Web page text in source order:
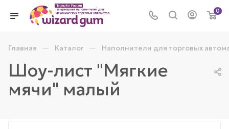
0
Главная — Каталог — Наполнители для торговых
Шоу-лист "Мягкие
мячи" малый